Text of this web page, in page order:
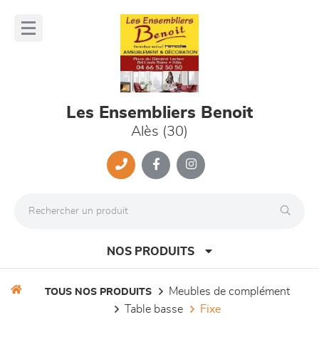
Les Ensembliers Benoit
Alès (30)
NOS PRODUITS
TOUS NOS PRODUITS
meubles de complément
table basse
fixe